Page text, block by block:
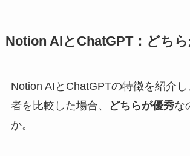
Notion AIとChatGPT：どちら
Notion AIとChatGPTの特徴を紹介
者を比較した場合、
どちらが優秀な
か。